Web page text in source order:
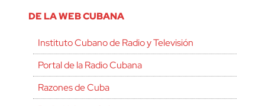
DE LA WEB CUBANA
Instituto Cubano de Radio y Televisión
Portal de la Radio Cubana
Razones de Cuba